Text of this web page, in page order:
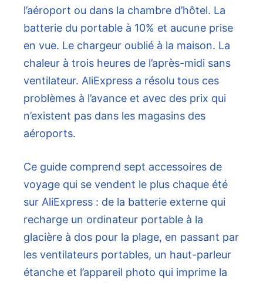
l’aéroport ou dans la chambre d’hôtel. La
batterie du portable à 10% et aucune prise
en vue. Le chargeur oublié à la maison. La
chaleur à trois heures de l’après-midi sans
ventilateur. AliExpress a résolu tous ces
problèmes à l’avance et avec des prix qui
n’existent pas dans les magasins des
aéroports.
Ce guide comprend sept accessoires de
voyage qui se vendent le plus chaque été
sur AliExpress : de la batterie externe qui
recharge un ordinateur portable à la
glacière à dos pour la plage, en passant par
les ventilateurs portables, un haut-parleur
étanche et l’appareil photo qui imprime la